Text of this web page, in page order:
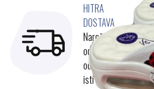
HITRA
DOSTAVA
Naročila
oddana do15h
odpremimo še
isti dan